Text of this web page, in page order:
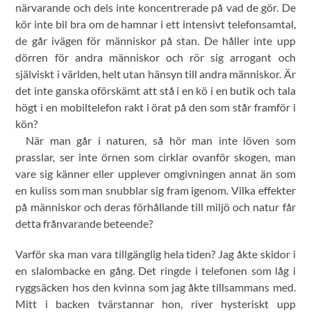
närvarande och dels inte koncentrerade på vad de gör. De
kör inte bil bra om de hamnar i ett intensivt telefonsamtal,
de går ivägen för människor på stan. De håller inte upp
dörren för andra människor och rör sig arrogant och
själviskt i världen, helt utan hänsyn till andra människor. Är
det inte ganska oförskämt att stå i en kö i en butik och tala
högt i en mobiltelefon rakt i örat på den som står framför i
kön?
När man går i naturen, så hör man inte löven som
prasslar, ser inte örnen som cirklar ovanför skogen, man
vare sig känner eller upplever omgivningen annat än som
en kuliss som man snubblar sig fram igenom. Vilka effekter
på människor och deras förhållande till miljö och natur får
detta frånvarande beteende?
Varför ska man vara tillgänglig hela tiden? Jag åkte skidor i
en slalombacke en gång. Det ringde i telefonen som låg i
ryggsäcken hos den kvinna som jag åkte tillsammans med.
Mitt i backen tvärstannar hon, river hysteriskt upp